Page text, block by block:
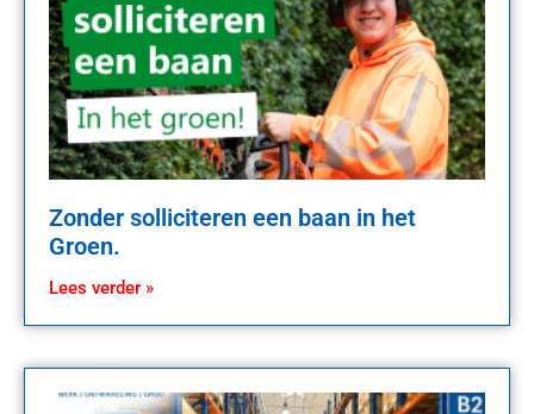
Zonder solliciteren een baan in het
Groen.
Lees verder »